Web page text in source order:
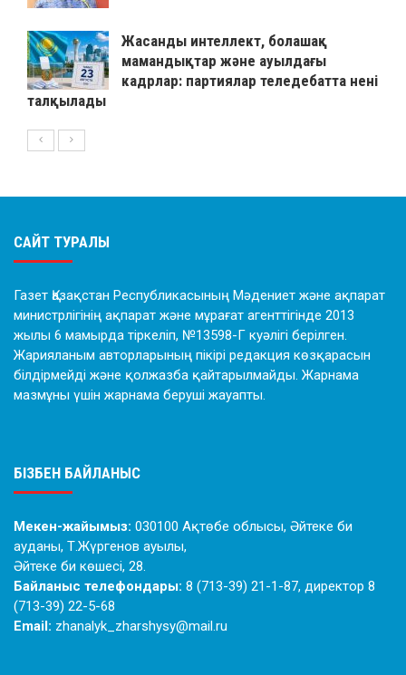
Жасанды интеллект, болашақ
мамандықтар және ауылдағы
кадрлар: партиялар теледебатта нені
талқылады
САЙТ ТУРАЛЫ
Газет Қазақстан Республикасының Мәдениет және ақпарат
министрлігінің ақпарат және мұрағат агенттігінде 2013
жылы 6 мамырда тіркеліп, №13598-Г куәлігі берілген.
Жарияланым авторларының пікірі редакция көзқарасын
білдірмейді және қолжазба қайтарылмайды. Жарнама
мазмұны үшін жарнама беруші жауапты.
БІЗБЕН БАЙЛАНЫС
Мекен-жайымыз: 030100 Ақтөбе облысы, Әйтеке би
ауданы, Т.Жүргенов ауылы,
Әйтеке би көшесі, 28.
Байланыс телефондары: 8 (713-39) 21-1-87, директор 8
(713-39) 22-5-68
Email: zhanalyk_zharshysy@mail.ru